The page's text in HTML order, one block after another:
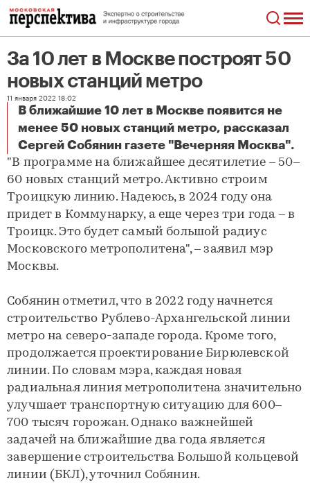
За 10 лет в Москве построят 50
новых станций метро
11 января 2022 18:02
В ближайшие 10 лет в Москве появится не
менее 50 новых станций метро, рассказал
Сергей Собянин газете "Вечерняя Москва".
За 10 лет в Москве построят 50 новых станций метро
"В программе на ближайшее десятилетие – 50–
60 новых станций метро. Активно строим
Троицкую линию. Надеюсь, в 2024 году она
придет в Коммунарку, а еще через три года – в
Троицк. Это будет самый большой радиус
Московского метрополитена", – заявил мэр
Москвы.
Собянин отметил, что в 2022 году начнется
строительство Рублево-Архангельской линии
метро на северо-западе города. Кроме того,
продолжается проектирование Бирюлевской
линии. По словам мэра, каждая новая
радиальная линия метрополитена значительно
улучшает транспортную ситуацию для 600–
700 тысяч горожан. Однако важнейшей
задачей на ближайшие два года является
завершение строительства Большой кольцевой
линии (БКЛ), уточнил Собянин.